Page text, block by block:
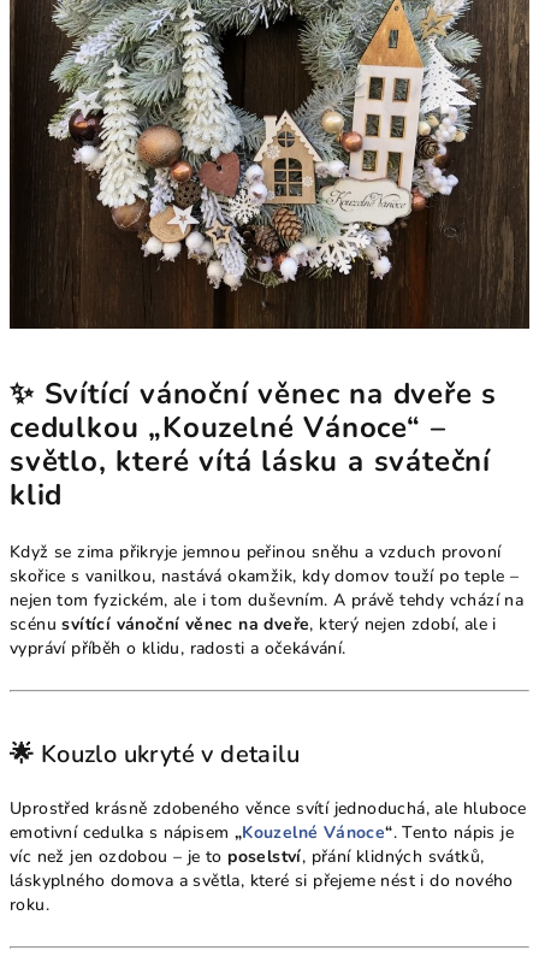
✨ Svítící vánoční věnec na dveře s
cedulkou „Kouzelné Vánoce“ –
světlo, které vítá lásku a sváteční
klid
Když se zima přikryje jemnou peřinou sněhu a vzduch provoní
skořice s vanilkou, nastává okamžik, kdy domov touží po teple –
nejen tom fyzickém, ale i tom duševním. A právě tehdy vchází na
scénusvítící vánoční věnec na dveře, který nejen zdobí, ale i
vypráví příběh o klidu, radosti a očekávání.
🌟 Kouzlo ukryté v detailu
Uprostřed krásně zdobeného věnce svítí jednoduchá, ale hluboce
emotivní cedulka s nápisem „Kouzelné Vánoce“. Tento nápis je
víc než jen ozdobou – je to poselství, přání klidných svátků,
láskyplného domova a světla, které si přejeme nést i do nového
roku.